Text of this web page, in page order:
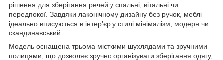
рішення для зберігання речей у спальні, вітальні чи
передпокої. Завдяки лаконічному дизайну без ручок, меблі
ідеально вписуються в інтер’єр у стилі мінімалізм, модерн чи
скандинавський.
Модель оснащена трьома місткими шухлядами та зручними
полицями, що дозволяє зручно організувати зберігання одягу,